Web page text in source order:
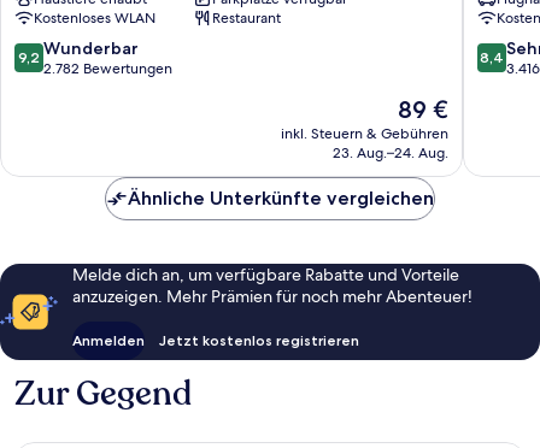
Kostenloses WLAN
Restaurant
9.2
von
9,2 Wunderbar
2.782 Bewertungen
Der
Preis
beträgt
89 €
inkl. Steuern & Gebühren
23. Aug.–24. Aug.
8.4
von
8,4
Ähnliche Unterkünfte vergleichen
Melde dich an, um verfügbare Rabatte und Vorteile
anzuzeigen. Mehr Prämien für noch mehr Abenteuer!
Anmelden Jetzt kostenlos registrieren
Zur Gegend